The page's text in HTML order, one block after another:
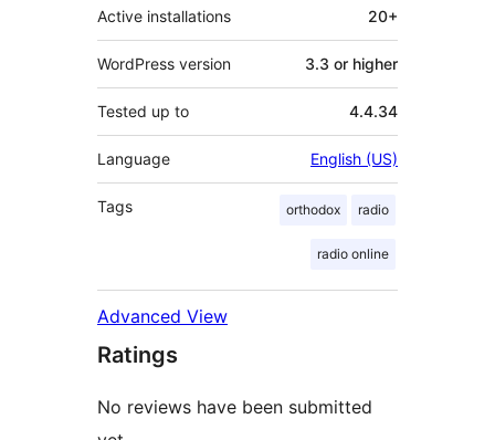
Active installations 20+
WordPress version 3.3 or higher
Tested up to 4.4.34
Language English (US)
Tags orthodox radio
radio online
Advanced View
Ratings
No reviews have been submitted